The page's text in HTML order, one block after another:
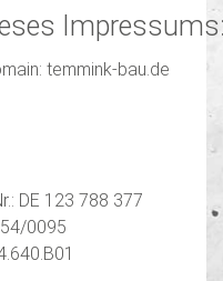
temmink-bau.de
DE 123 788 377
0095